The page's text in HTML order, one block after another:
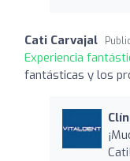
Cati Carvajal
Experiencia
fantásticas y los